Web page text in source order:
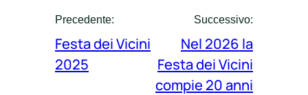
Precedente:
Festa dei Vicini
2025
Successivo:
Nel 2026 la
Festa dei Vicini
compie 20 anni